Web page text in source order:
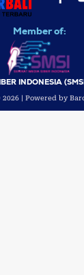
Member of:
INDONESIA
| Powered by